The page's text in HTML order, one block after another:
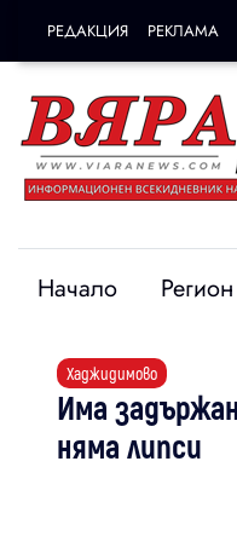
РЕДАКЦИЯ РЕКЛАМА
Начало Регион
Хаджидимово
Има
няма липси